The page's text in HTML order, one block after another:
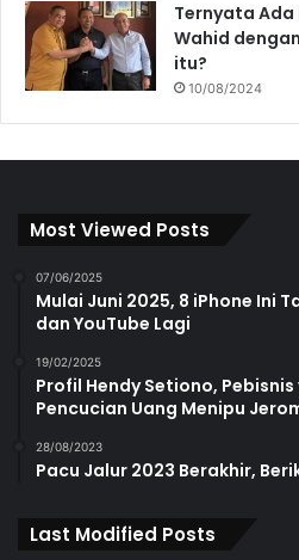
Ternyata
Wahid
itu?
10/08/2024
Most Viewed Posts
07/06/2025
Mulai Juni 2025, 8 iPhone Ini
dan YouTube Lagi
19/02/2025
Profil Hendy Setiono,
Pencucian Uang Menipu
28/08/2023
Pacu Jalur 2023 Berakhir,
Last Modified Posts